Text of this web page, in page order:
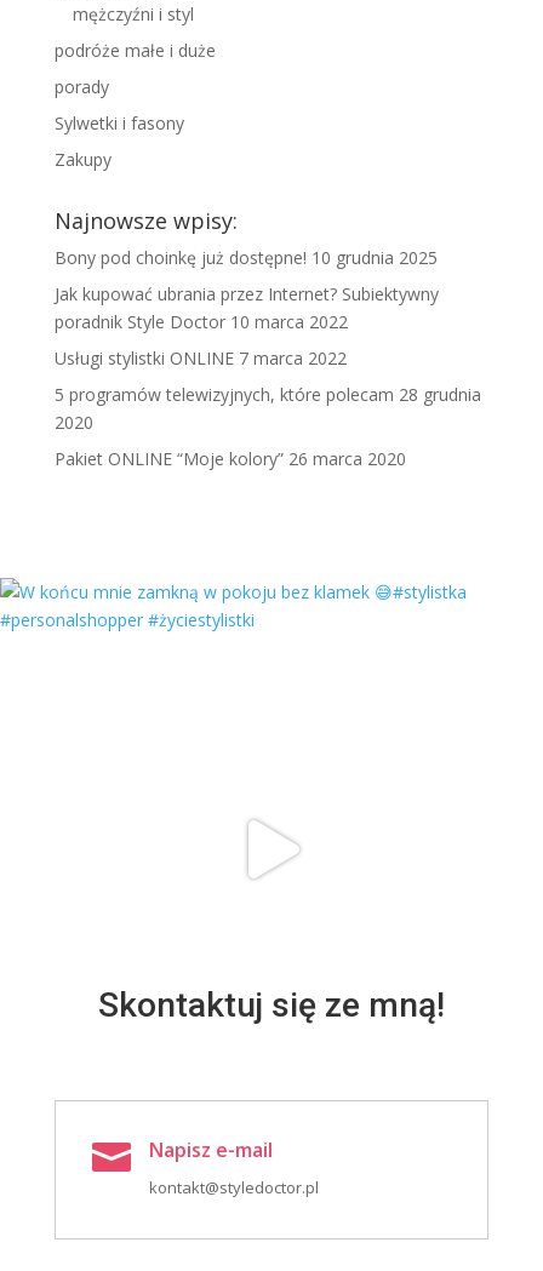
mężczyźni i styl
podróże małe i duże
porady
Sylwetki i fasony
Zakupy
Najnowsze wpisy:
Bony pod choinkę już dostępne! 10 grudnia 2025
Jak kupować ubrania przez Internet? Subiektywny
poradnik Style Doctor 10 marca 2022
Usługi stylistki ONLINE 7 marca 2022
5 programów telewizyjnych, które polecam 28 grudnia
2020
Pakiet ONLINE “Moje kolory” 26 marca 2020
Skontaktuj się ze mną!
 Napisz e-mail
kontakt@styledoctor.pl